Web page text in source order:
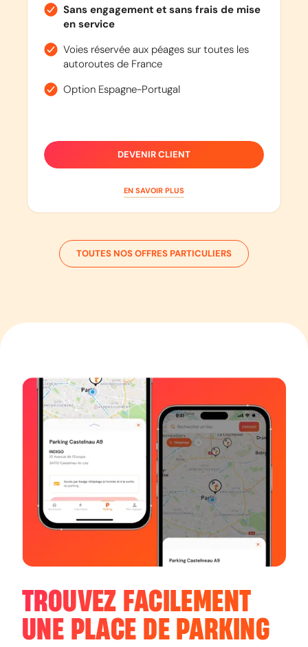
Sans engagement et sans frais de mise
en service
Voies réservée aux péages sur toutes les
autoroutes de France
Option Espagne-Portugal
DEVENIR CLIENT
EN SAVOIR PLUS
TOUTES NOS OFFRES PARTICULIERS
TROUVEZ FACILEMENT
UNE PLACE DE PARKING